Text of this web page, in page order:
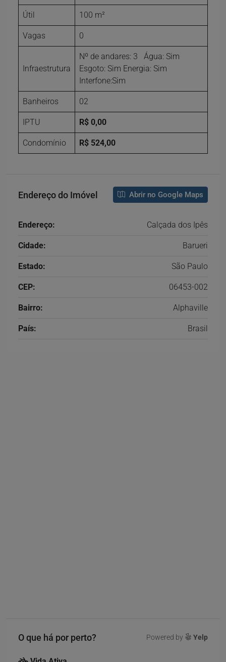
Útil 100 m²
Vagas 0
Infraestrutura
Nº de andares: 3 Água: Sim
Esgoto: Sim Energia: Sim
Interfone:Sim
Banheiros 02
IPTU R$ 0,00
Condomínio R$ 524,00
Endereço do Imóvel Abrir no Google Maps
Endereço: Calçada dos Ipês
Cidade: Barueri
Estado: São Paulo
CEP: 06453-002
Bairro: Alphaville
País: Brasil
O que há por perto? Powered by Yelp